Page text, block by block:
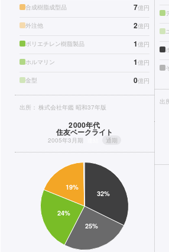
合成樹脂成型品 7億円
外注他 2億円
ポリエチレン樹脂製品 1億円
ホルマリン 1億円
金型 0億円
出所： 株式会社年鑑 昭和37年版
出
2000年代
住友ベークライト
2005年3月期 通期